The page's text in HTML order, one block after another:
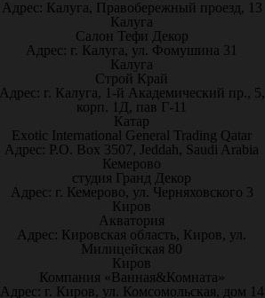
Адрес: Калуга, Правобережный проезд, 13
Калуга
Салон Тефи Декор
Адрес: г. Калуга, ул. Фомушина 31
Калуга
Строй Край
г. Калуга, 1-й Академический пр., 5,
корп. 1Д, пав Г-11
Катар
Exotic International General Trading Qatar
Адрес: P.O. Box 3507, Jeddah, Saudi Arabia
Кемерово
студия Гранд Декор
Адрес: г. Кемерово, ул. Черняховского 3
Киров
Акватория
Адрес: Кировская область, Киров, ул.
Милицейская 80
Киров
Компания «Ванная&Комната»
Адрес: г. Киров, ул. Комсомольская, дом 14